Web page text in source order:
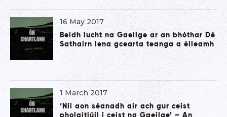
16 May 2017
Beidh lucht na Gaeilge ar an bhóthar Dé
Sathairn lena gcearta teanga a éileamh
1 March 2017
‘Níl aon séanadh air ach gur ceist
pholaitiúil í ceist na Gaeilge’ – An